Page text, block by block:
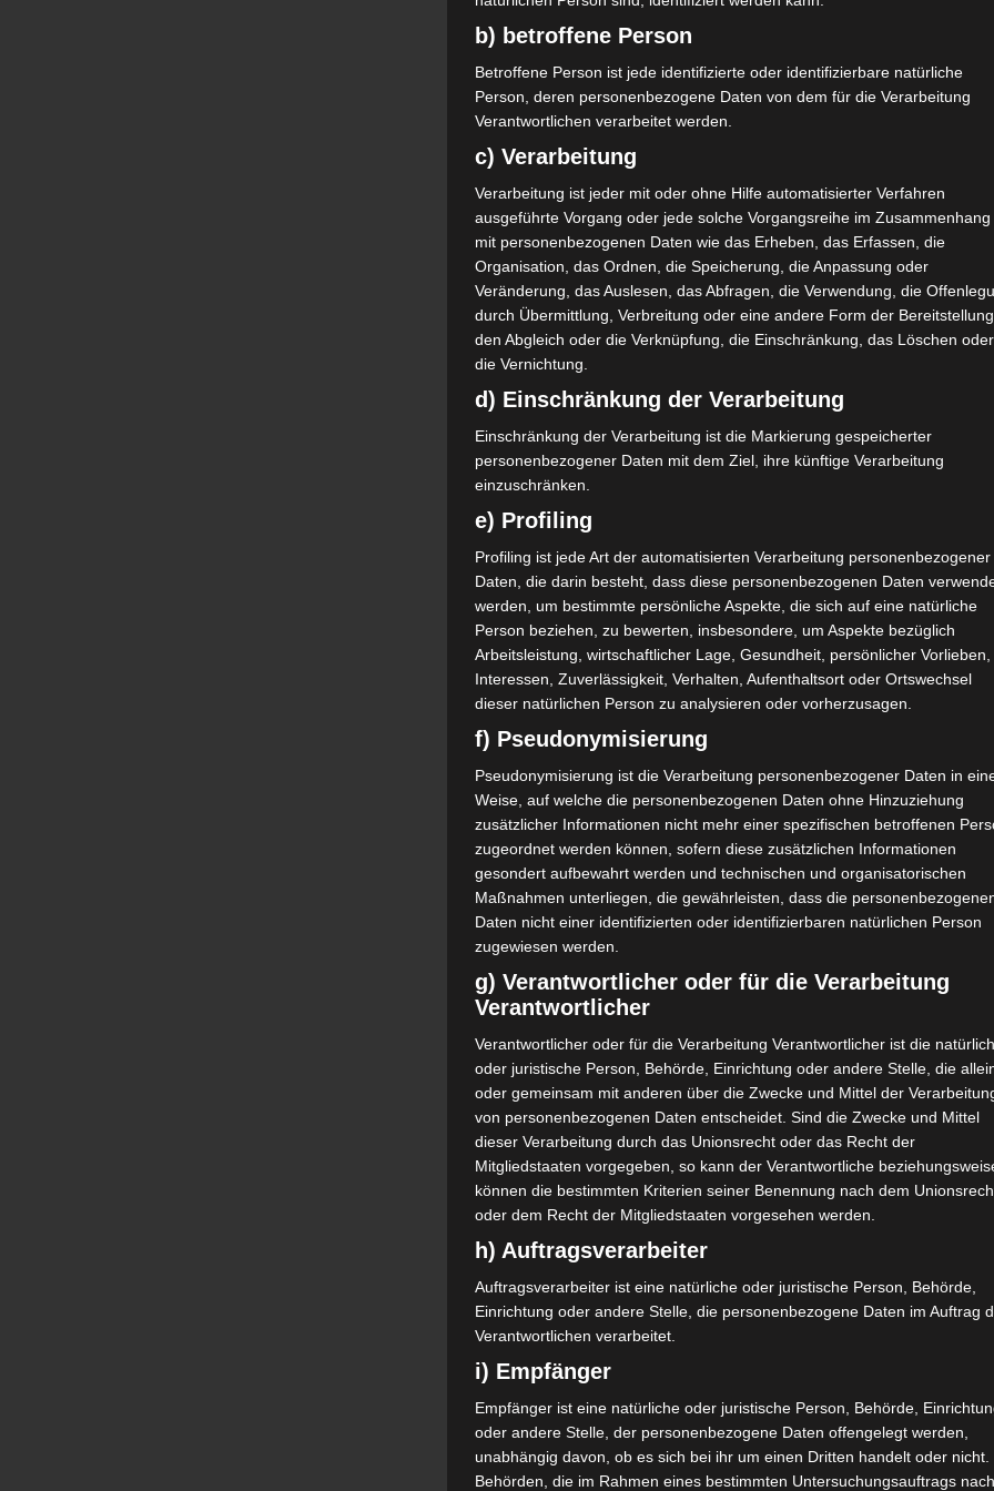
b) betroffene Person
Betroffene Person ist jede identifizierte oder identifizierbare natürliche
Person, deren personenbezogene Daten von dem für die Verarbeitung
Verantwortlichen verarbeitet werden.
c) Verarbeitung
Verarbeitung ist jeder mit oder ohne Hilfe automatisierter Verfahren
ausgeführte Vorgang oder jede solche Vorgangsreihe im Zusammenhang
mit personenbezogenen Daten wie das Erheben, das Erfassen, die
Organisation, das Ordnen, die Speicherung, die Anpassung oder
Veränderung, das Auslesen, das Abfragen, die Verwendung, die
durch Übermittlung, Verbreitung oder eine andere Form der Bereitstellung,
den Abgleich oder die Verknüpfung, die Einschränkung, das Löschen oder
die Vernichtung.
d) Einschränkung der Verarbeitung
Einschränkung der Verarbeitung ist die Markierung gespeicherter
personenbezogener Daten mit dem Ziel, ihre künftige Verarbeitung
einzuschränken.
e) Profiling
Profiling ist jede Art der automatisierten Verarbeitung personenbezogener
Daten, die darin besteht, dass diese personenbezogenen Daten
werden, um bestimmte persönliche Aspekte, die sich auf eine natürliche
Person beziehen, zu bewerten, insbesondere, um Aspekte bezüglich
Arbeitsleistung, wirtschaftlicher Lage, Gesundheit, persönlicher Vorlieben,
Interessen, Zuverlässigkeit, Verhalten, Aufenthaltsort oder Ortswechsel
dieser natürlichen Person zu analysieren oder vorherzusagen.
f) Pseudonymisierung
Pseudonymisierung ist die Verarbeitung personenbezogener Daten in
Weise, auf welche die personenbezogenen Daten ohne Hinzuziehung
zusätzlicher Informationen nicht mehr einer spezifischen betroffenen
zugeordnet werden können, sofern diese zusätzlichen Informationen
gesondert aufbewahrt werden und technischen und organisatorischen
Maßnahmen unterliegen, die gewährleisten, dass die
Daten nicht einer identifizierten oder identifizierbaren natürlichen Person
zugewiesen werden.
g) Verantwortlicher oder für die Verarbeitung
Verantwortlicher
Verantwortlicher oder für die Verarbeitung Verantwortlicher ist die
oder juristische Person, Behörde, Einrichtung oder andere Stelle, die
oder gemeinsam mit anderen über die Zwecke und Mittel der
von personenbezogenen Daten entscheidet. Sind die Zwecke und Mittel
dieser Verarbeitung durch das Unionsrecht oder das Recht der
Mitgliedstaaten vorgegeben, so kann der Verantwortliche
können die bestimmten Kriterien seiner Benennung nach dem
oder dem Recht der Mitgliedstaaten vorgesehen werden.
h) Auftragsverarbeiter
Auftragsverarbeiter ist eine natürliche oder juristische Person, Behörde,
Einrichtung oder andere Stelle, die personenbezogene Daten im Auftrag
Verantwortlichen verarbeitet.
i) Empfänger
Empfänger ist eine natürliche oder juristische Person, Behörde,
oder andere Stelle, der personenbezogene Daten offengelegt werden,
unabhängig davon, ob es sich bei ihr um einen Dritten handelt oder nicht.
Behörden, die im Rahmen eines bestimmten Untersuchungsauftrags nach